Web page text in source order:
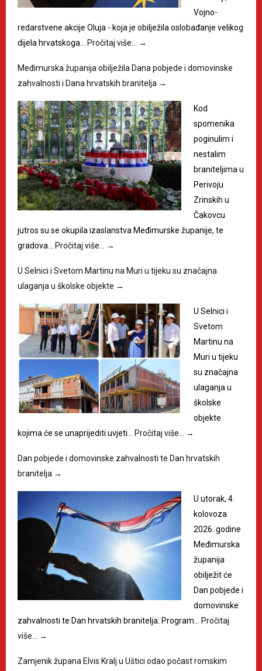
Vojno-
redarstvene akcije Oluja - koja je obilježila oslobađanje velikog
dijela hrvatskoga…
Pročitaj više… →
Međimurska županija obilježila Dana pobjede i domovinske
zahvalnosti i Dana hrvatskih branitelja →
Kod
spomenika
poginulim i
nestalim
braniteljima u
Perivoju
Zrinskih u
Čakovcu
jutros su se okupila izaslanstva Međimurske županije, te
gradova…
Pročitaj više… →
U Selnici i Svetom Martinu na Muri u tijeku su značajna
ulaganja u školske objekte →
U Selnici i
Svetom
Martinu na
Muri u tijeku
su značajna
ulaganja u
školske
objekte
kojima će se unaprijediti uvjeti…
Pročitaj više… →
Dan pobjede i domovinske zahvalnosti te Dan hrvatskih
branitelja →
U utorak, 4.
kolovoza
2026. godine
Međimurska
županija
obilježit će
Dan pobjede i
domovinske
zahvalnosti te Dan hrvatskih branitelja. Program…
Pročitaj
više…
→
Zamjenik župana Elvis Kralj u Uštici odao počast romskim